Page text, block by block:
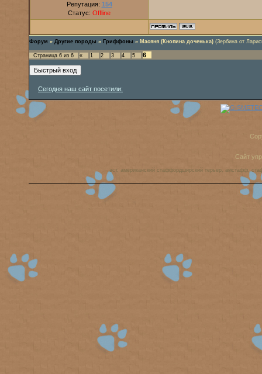
Репутация: 154
Статус: Offline
Форум » Другие породы » Гриффоны » Масяня (Кнопина доченька) (Зербина от
Страница 6 из 6 « 1 2 3 4 5 6
Сегодня наш сайт посетили:
Сайт
аст, американский стаффордширский терьер, амстафф,